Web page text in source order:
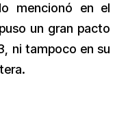
mencionó en el
un gran pacto
ni tampoco en su